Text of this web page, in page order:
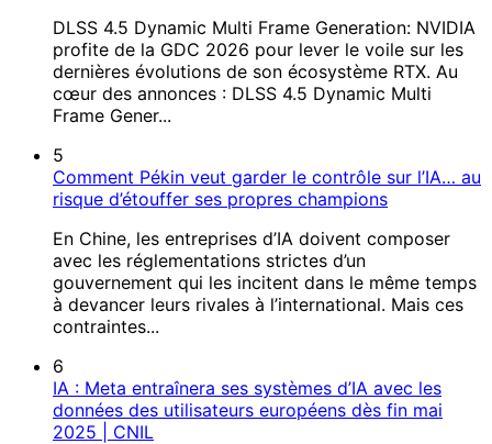
DLSS 4.5 Dynamic Multi Frame Generation: NVIDIA
profite de la GDC 2026 pour lever le voile sur les
dernières évolutions de son écosystème RTX. Au
cœur des annonces : DLSS 4.5 Dynamic Multi
Frame Gener...
5
Comment Pékin veut garder le contrôle sur l’IA… au
risque d’étouffer ses propres champions
En Chine, les entreprises d’IA doivent composer
avec les réglementations strictes d’un
gouvernement qui les incitent dans le même temps
à devancer leurs rivales à l’international. Mais ces
contraintes...
6
IA : Meta entraînera ses systèmes d’IA avec les
données des utilisateurs européens dès fin mai
2025 | CNIL